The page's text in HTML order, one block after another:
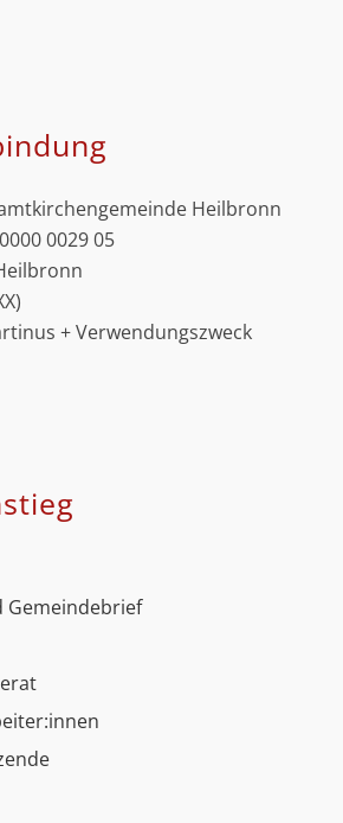
Heilbronn
0029 05
+ Verwendungszweck
Gemeindebrief